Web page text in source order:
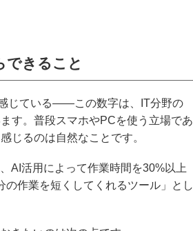
できること
じている——この数字は、IT分野の
す。普段スマホやPCを使う立場であ
じるのは自然なことです。
AI活用によって作業時間を30%以上
作業を短くしてくれるツール」とし